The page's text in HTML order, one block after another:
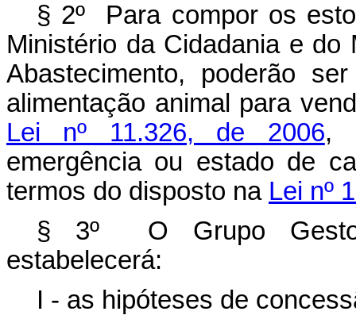
§ 2º Para compor os
Ministério da Cidadania e do
Abastecimento, poderão
alimentação animal para
Lei nº 11.326, de 2006,
emergência ou estado de
termos do disposto na Lei nº
§ 3º O Grupo
estabelecerá:
I - as hipóteses de